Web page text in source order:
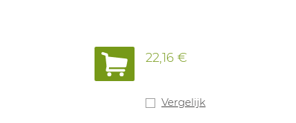
22,16 €
Vergelijk